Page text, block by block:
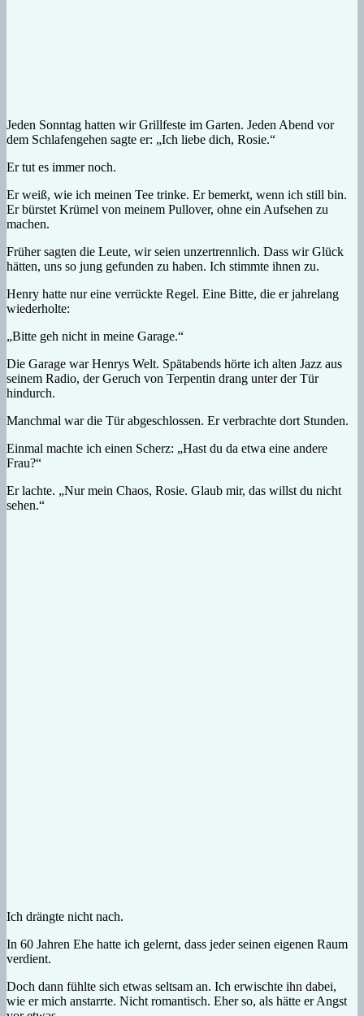
Jeden Sonntag hatten wir Grillfeste im Garten. Jeden Abend vor
dem Schlafengehen sagte er: „Ich liebe dich, Rosie.“
Er tut es immer noch.
Er weiß, wie ich meinen Tee trinke. Er bemerkt, wenn ich still bin.
Er bürstet Krümel von meinem Pullover, ohne ein Aufsehen zu
machen.
Früher sagten die Leute, wir seien unzertrennlich. Dass wir Glück
hätten, uns so jung gefunden zu haben. Ich stimmte ihnen zu.
Henry hatte nur eine verrückte Regel. Eine Bitte, die er jahrelang
wiederholte:
„Bitte geh nicht in meine Garage.“
Die Garage war Henrys Welt. Spätabends hörte ich alten Jazz aus
seinem Radio, der Geruch von Terpentin drang unter der Tür
hindurch.
Manchmal war die Tür abgeschlossen. Er verbrachte dort Stunden.
Einmal machte ich einen Scherz: „Hast du da etwa eine andere
Frau?“
Er lachte. „Nur mein Chaos, Rosie. Glaub mir, das willst du nicht
sehen.“
Ich drängte nicht nach.
In 60 Jahren Ehe hatte ich gelernt, dass jeder seinen eigenen Raum
verdient.
Doch dann fühlte sich etwas seltsam an. Ich erwischte ihn dabei,
wie er mich anstarrte. Nicht romantisch. Eher so, als hätte er Angst